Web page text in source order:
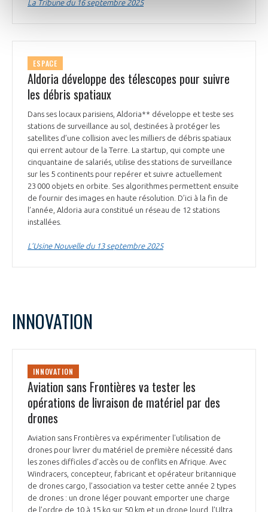
La Tribune du 16 septembre 2025
ESPACE
Aldoria développe des télescopes pour suivre
les débris spatiaux
Dans ses locaux parisiens, Aldoria** développe et teste ses
stations de surveillance au sol, destinées à protéger les
satellites d’une collision avec les milliers de débris spatiaux
qui errent autour de la Terre. La startup, qui compte une
cinquantaine de salariés, utilise des stations de surveillance
sur les 5 continents pour repérer et suivre actuellement
23 000 objets en orbite. Ses algorithmes permettent ensuite
de fournir des images en haute résolution. D’ici à la fin de
l’année, Aldoria aura constitué un réseau de 12 stations
installées.
L’Usine Nouvelle du 13 septembre 2025
INNOVATION
INNOVATION
Aviation sans Frontières va tester les
opérations de livraison de matériel par des
drones
Aviation sans Frontières va expérimenter l'utilisation de
drones pour livrer du matériel de première nécessité dans
les zones difficiles d’accès ou de conflits en Afrique. Avec
Windracers, concepteur, fabricant et opérateur britannique
de drones cargo, l’association va tester cette année 2 types
de drones : un drone léger pouvant emporter une charge
de l’ordre de 10 à 15 kg sur 50 km et un drone lourd, l’Ultra